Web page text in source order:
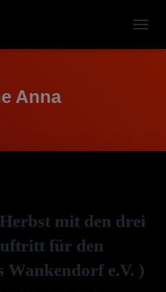
Anna
mit den drei
für den
e.V. )